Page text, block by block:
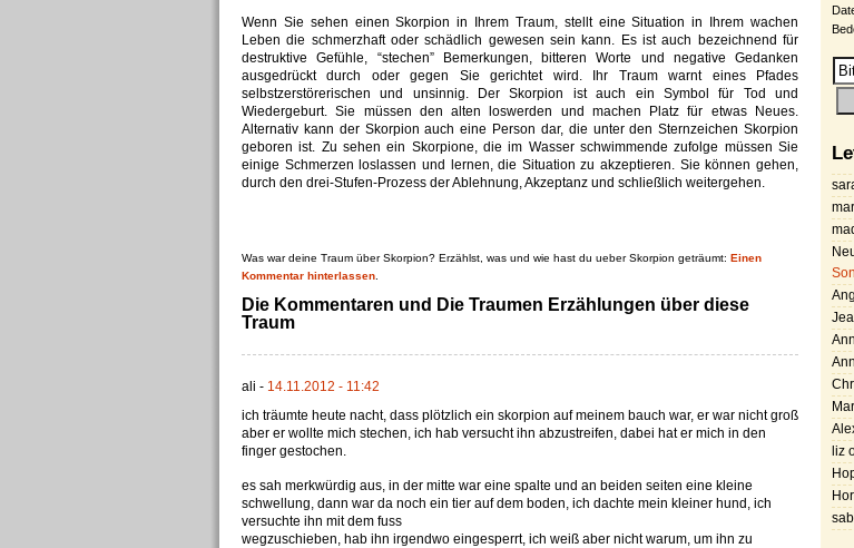
Wenn Sie sehen einen Skorpion in Ihrem Traum, stellt eine Situation in Ihrem wachen
Leben die schmerzhaft oder schädlich gewesen sein kann. Es ist auch bezeichnend für
destruktive Gefühle, “stechen” Bemerkungen, bitteren Worte und negative Gedanken
ausgedrückt durch oder gegen Sie gerichtet wird. Ihr Traum warnt eines Pfades
selbstzerstörerischen und unsinnig. Der Skorpion ist auch ein Symbol für Tod und
Wiedergeburt. Sie müssen den alten loswerden und machen Platz für etwas Neues.
Alternativ kann der Skorpion auch eine Person dar, die unter den Sternzeichen Skorpion
geboren ist. Zu sehen ein Skorpione, die im Wasser schwimmende zufolge müssen Sie
einige Schmerzen loslassen und lernen, die Situation zu akzeptieren. Sie können gehen,
durch den drei-Stufen-Prozess der Ablehnung, Akzeptanz und schließlich weitergehen.
Was war deine Traum über Skorpion? Erzählst, was und wie hast du ueber Skorpion geträumt: Einen
Kommentar hinterlassen
Die Kommentaren und Die Traumen Erzählungen über diese
Traum
ali - 14.11.2012 - 11:42
ich träumte heute nacht, dass plötzlich ein skorpion auf meinem bauch war, er war nicht groß
aber er wollte mich stechen, ich hab versucht ihn abzustreifen, dabei hat er mich in den
finger gestochen.
es sah merkwürdig aus, in der mitte war eine spalte und an beiden seiten eine kleine
schwellung, dann war da noch ein tier auf dem boden, ich dachte mein kleiner hund, ich
versuchte ihn mit dem fuss
wegzuschieben, hab ihn irgendwo eingesperrt, ich weiß aber nicht warum, um ihn zu
liz